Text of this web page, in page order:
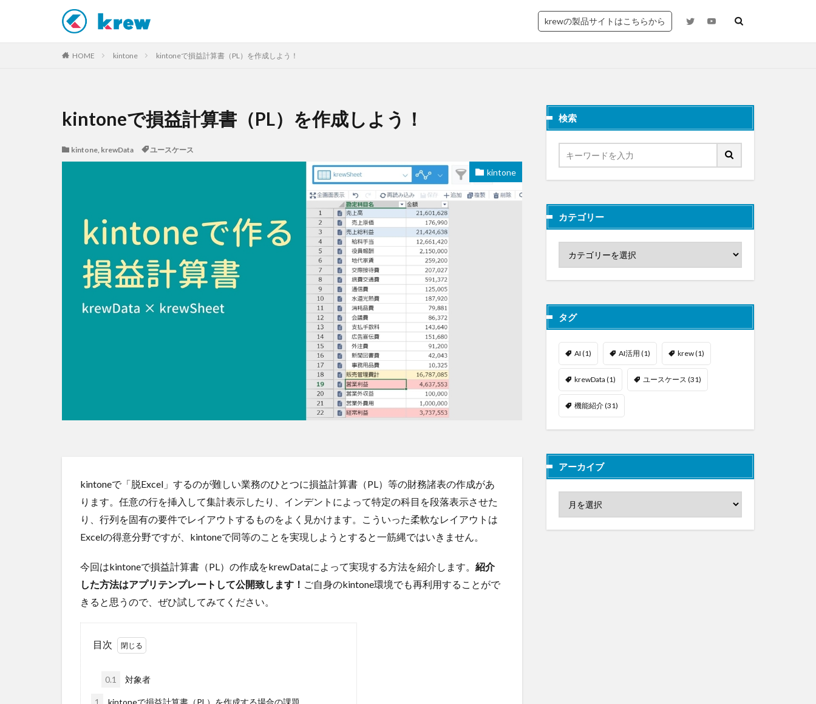
krewの製品サイトはこちらから
HOME kintone kintoneで損益計算書（PL）を作成しよう！
kintoneで損益計算書（PL）を作成しよう！
kintone, krewData ユースケース
kintone
kintoneで「脱Excel」するのが難しい業務のひとつに損益計算書（PL）等の財務諸表の作成があ
ります。任意の行を挿入して集計表示したり、インデントによって特定の科目を段落表示させた
り、行列を固有の要件でレイアウトするものをよく見かけます。こういった柔軟なレイアウトは
Excelの得意分野ですが、kintoneで同等のことを実現しようとすると一筋縄ではいきません。
今回はkintoneで損益計算書（PL）の作成をkrewDataによって実現する方法を紹介します。 紹介
した方法はアプリテンプレートして公開致します！ ご自身のkintone環境でも再利用することがで
きると思うので、ぜひ試してみてください。
目次
0.1 対象者
検索
カテゴリー
タグ
AI (1) AI活用 (1) krew(1)
krewData (1) ユースケース (31)
機能紹介(31)
アーカイブ
タグ
検索